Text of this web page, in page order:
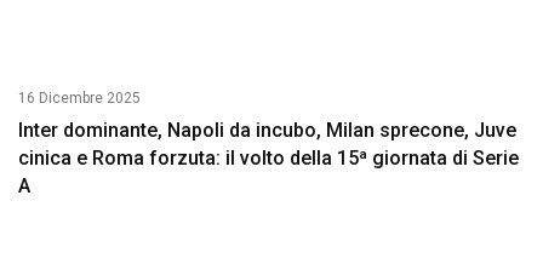
16 Dicembre 2025
Inter dominante, Napoli da incubo, Milan sprecone, Juve
cinica e Roma forzuta: il volto della 15ª giornata di Serie
A